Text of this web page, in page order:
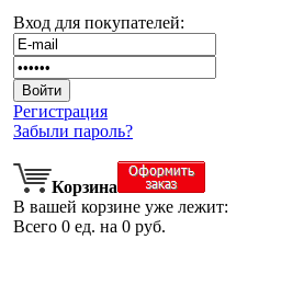
Вход для покупателей:
Регистрация
Забыли пароль?
Корзина
В вашей корзине уже лежит:
Всего 0 ед. на 0 руб.